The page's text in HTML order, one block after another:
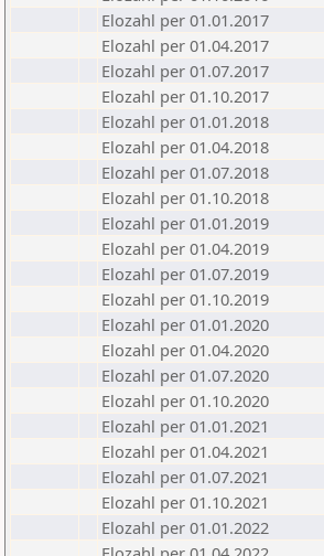
Elozahl per 01.01.2017
Elozahl per 01.04.2017
Elozahl per 01.07.2017
Elozahl per 01.10.2017
Elozahl per 01.01.2018
Elozahl per 01.04.2018
Elozahl per 01.07.2018
Elozahl per 01.10.2018
Elozahl per 01.01.2019
Elozahl per 01.04.2019
Elozahl per 01.07.2019
Elozahl per 01.10.2019
Elozahl per 01.01.2020
Elozahl per 01.04.2020
Elozahl per 01.07.2020
Elozahl per 01.10.2020
Elozahl per 01.01.2021
Elozahl per 01.04.2021
Elozahl per 01.07.2021
Elozahl per 01.10.2021
Elozahl per 01.01.2022